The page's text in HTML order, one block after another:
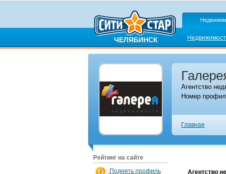
ЧЕЛЯБИНСК
Агентство
Номер
Главная
Рейтинг на сайте
Поднять профиль
Агентство